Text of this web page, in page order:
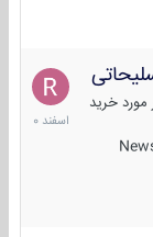
خرید
7
اسفند
1400